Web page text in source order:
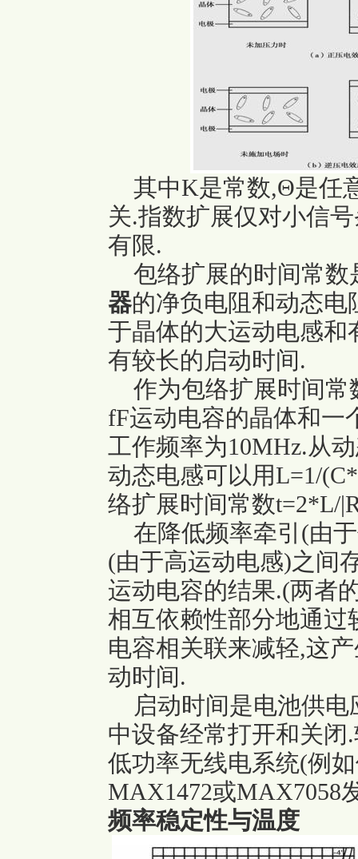
其中K是常数,Θ是任
关.指数扩展仅对小信
有限.
包络扩展的时间常数
器的净负电阻和动态电
于晶体的大运动电感
有较长的启动时间.
作为包络扩展时间常
fF运动电容的晶体和一
工作频率为10MHz.从
动态电感可以用L=1/
络扩展时间常数t=2*L/
在降低频率牵引(由
(由于高运动电感)之间
运动电容的结果.(两者
相互依赖性部分地通
电容相关联来减轻,这
动时间.
启动时间是电池供电
中设备经常打开和关
低功率无线电系统(例
MAX1472或MAX7058
频率稳定性与温度